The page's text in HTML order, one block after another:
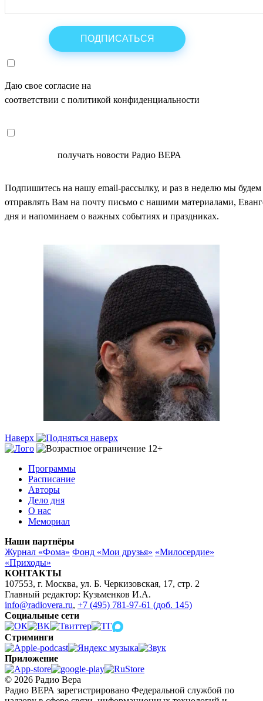
Даю свое согласие на
соответствии с политикой конфиденциальности
получать новости Радио ВЕРА
Подпишитесь на нашу email-рассылку, и раз в неделю мы будем
отправлять Вам на почту письмо с нашими материалами,
дня и напоминаем о важных событиях и праздниках.
Наверх
Программы
Расписание
Авторы
Дело дня
О нас
Мемориал
Наши партнёры
Журнал «Фома» Фонд «Мои друзья» «Милосердие»
«Приходы»
КОНТАКТЫ
107553, г. Москва, ул. Б. Черкизовская, 17, стр. 2
Главный редактор: Кузьменков И.А.
info@radiovera.ru, +7 (495) 781-97-61 (доб. 145)
Социальные сети
Стриминги
Приложение
© 2026 Радио Вера
Радио ВЕРА зарегистрировано Федеральной службой по